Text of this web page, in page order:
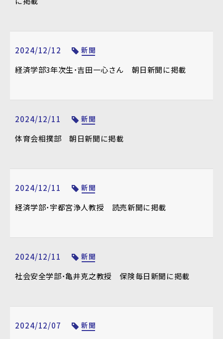
2024/12/12 新聞
経済学部3年次生・吉田一心さん 朝日新聞に掲載
2024/12/11 新聞
体育会相撲部 朝日新聞に掲載
2024/12/11 新聞
経済学部・宇都宮浄人教授 読売新聞に掲載
2024/12/11 新聞
社会安全学部・亀井克之教授 保険毎日新聞に掲載
2024/12/07 新聞